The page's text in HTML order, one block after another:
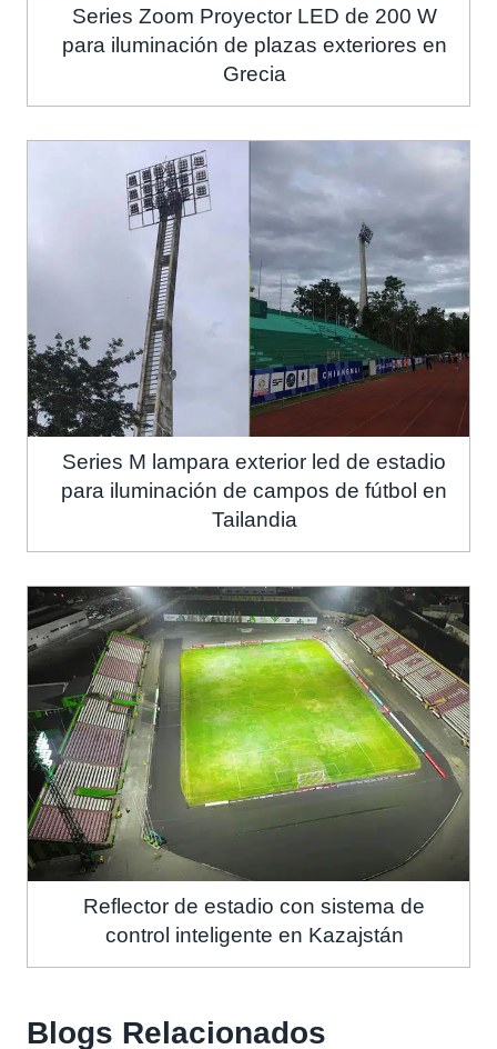
Series Zoom Proyector LED de 200 W
para iluminación de plazas exteriores en
Grecia
Series M lampara exterior led de estadio
para iluminación de campos de fútbol en
Tailandia
Reflector de estadio con sistema de
control inteligente en Kazajstán
Blogs Relacionados